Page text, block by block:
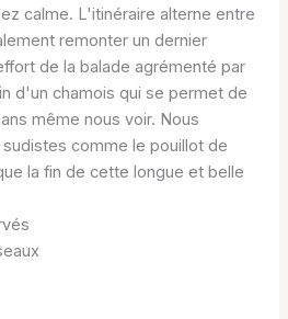
calme. L'itinéraire alterne entre
remonter un dernier
de la balade agrémenté par
d'un chamois qui se permet de
même nous voir. Nous
comme le pouillot de
la fin de cette longue et belle